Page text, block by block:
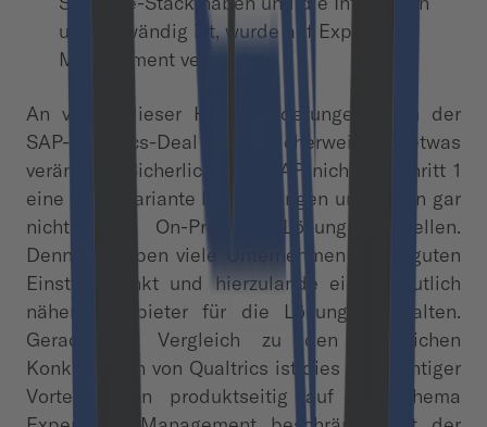
u.U. aufwändig ist, wurde auf Experience
Management verzichtet.
An vielen dieser Herausforderungen kann der
SAP-Qualtrics-Deal möglicherweise etwas
verändern. Sicherlich wird SAP nicht in Schritt 1
eine KMU-Variante herausbringen und schon gar
nicht eine On-Premise Lösung vorstellen.
Dennoch haben viele Unternehmen einen guten
Einstiegspunkt und hierzulande einen deutlich
näheren Anbieter für die Lösungen erhalten.
Gerade im Vergleich zu den zahlreichen
Konkurrenten von Qualtrics ist dies ein wichtiger
Vorteil. Denn produktseitig auf das Thema